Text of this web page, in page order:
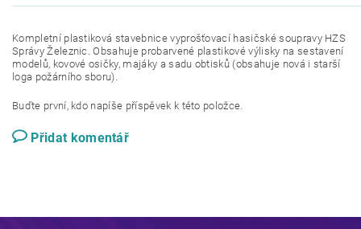
Kompletní plastiková stavebnice vyprošťovací hasičské soupravy HZS
Správy Železnic. Obsahuje probarvené plastikové výlisky na sestavení
modelů, kovové osičky, majáky a sadu obtisků (obsahuje nová i starší
loga požárního sboru).
Buďte první, kdo napíše příspěvek k této položce.
Přidat komentář